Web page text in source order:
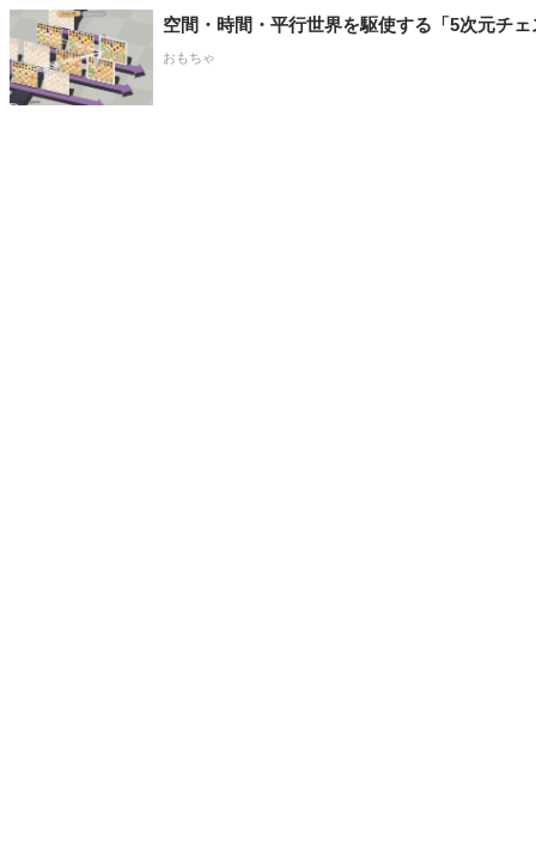
空間・時間・平行世界を駆使する「5次元チ
おもちゃ